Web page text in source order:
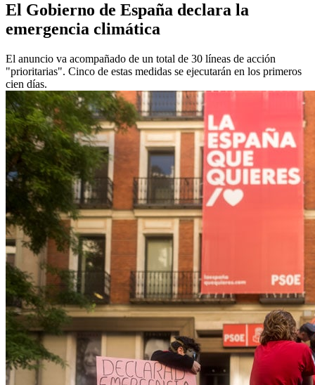
El Gobierno de España declara la
emergencia climática
El anuncio va acompañado de un total de 30 líneas de acción
"prioritarias". Cinco de estas medidas se ejecutarán en los primeros
cien días.